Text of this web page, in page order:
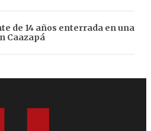
de 14 años enterrada en una
Caazapá